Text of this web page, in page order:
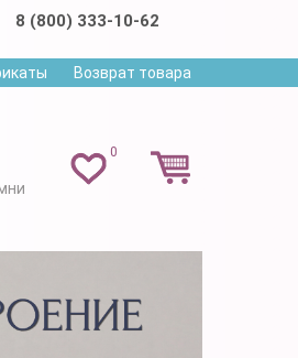
8 (800) 333-10-62
Возврат товара
0